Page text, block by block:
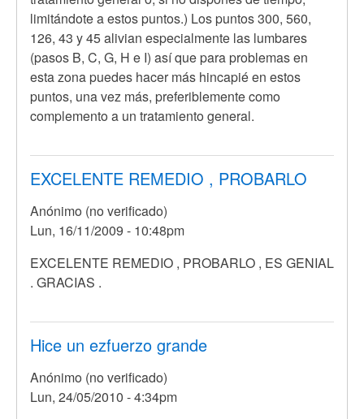
limitándote a estos puntos.) Los puntos 300, 560,
126, 43 y 45 alivian especialmente las lumbares
(pasos B, C, G, H e I) así que para problemas en
esta zona puedes hacer más hincapié en estos
puntos, una vez más, preferiblemente como
complemento a un tratamiento general.
EXCELENTE REMEDIO , PROBARLO
Anónimo (no verificado)
Lun, 16/11/2009 - 10:48pm
EXCELENTE REMEDIO , PROBARLO , ES GENIAL
. GRACIAS .
Hice un ezfuerzo grande
Anónimo (no verificado)
Lun, 24/05/2010 - 4:34pm